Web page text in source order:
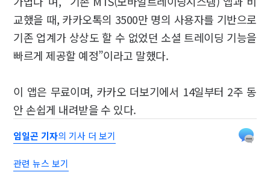
교했을 때, 카카오톡의 3500만 명의 사용자를 기반으로
기존 업계가 상상도 할 수 없었던 소셜 트레이딩 기능을
빠르게 제공할 예정”이라고 말했다.
이 앱은 무료이며, 카카오 더보기에서 14일부터 2주 동
안 손쉽게 내려받을 수 있다.
임일곤 기자의 기사 더 보기
관련 뉴스 보기